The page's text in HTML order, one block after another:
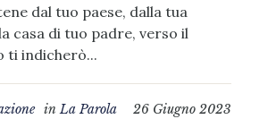
dal tuo paese, dalla tua
casa di tuo padre, verso il
ti indicherò...
26 Giugno 2023
inLa Parola